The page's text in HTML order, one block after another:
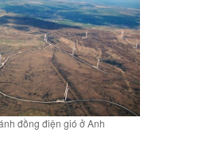
đồng điện gió ở Anh